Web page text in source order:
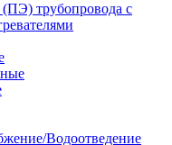
трубопровода с
Водоотведение